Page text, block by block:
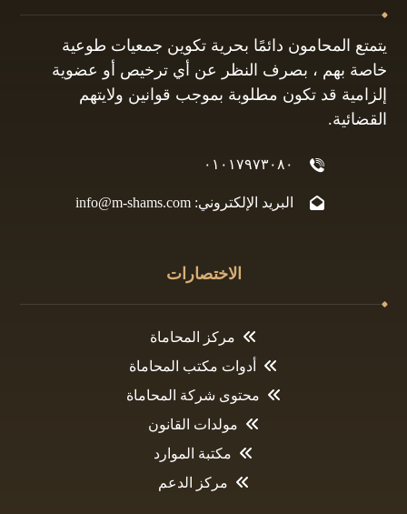
يتمتع المحامون دائمًا بحرية تكوين جمعيات طوعية
خاصة بهم ، بصرف النظر عن أي ترخيص أو عضوية
إلزامية قد تكون مطلوبة بموجب قوانين ولايتهم
القضائية.
٠١٠١٧٩٧٣٠٨٠
البريد الإلكتروني: info@m-shams.com
الاختصارات
مركز المحاماة
أدوات مكتب المحاماة
محتوى شركة المحاماة
مولدات القانون
مكتبة الموارد
مركز الدعم